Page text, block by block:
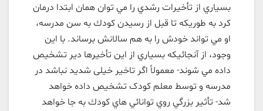
بسياري از تأخيرات رشدي را مي توان همان ابتدا درمان
كرد به طوريكه تا قبل از رسيدن كودك به سن مدرسه،
او مي تواند خودش را به هم سالانش برساند. با اين
وجود، از آنجائيكه بسياري از اين تأخيرها دير تشخيص
داده مي شوند- معمولاً اگر تاخیر خیلی شدید نباشد در
مدرسه و توسط معلم کودک تشخیص داده خواهد
شد- تأثير بزرگي روي توانائي هاي كودك به جا خواهد